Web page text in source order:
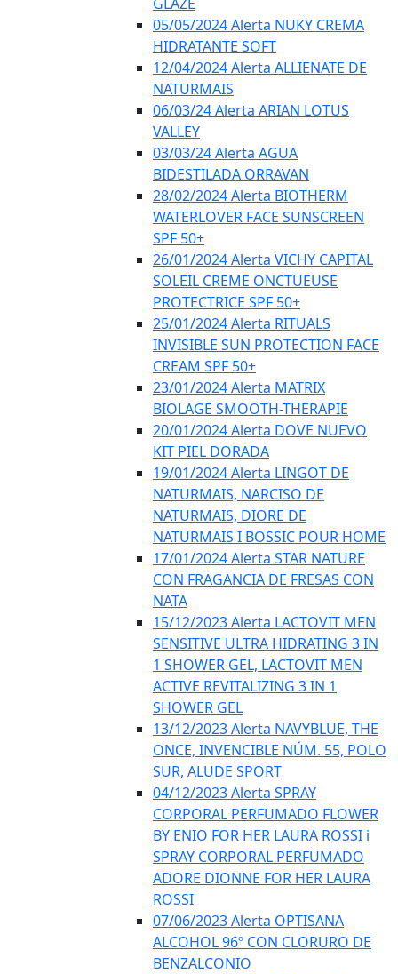
05/05/2024 Alerta NUKY CREMA
HIDRATANTE SOFT
12/04/2024 Alerta ALLIENATE DE
NATURMAIS
06/03/24 Alerta ARIAN LOTUS
VALLEY
03/03/24 Alerta AGUA
BIDESTILADA ORRAVAN
28/02/2024 Alerta BIOTHERM
WATERLOVER FACE SUNSCREEN
SPF 50+
26/01/2024 Alerta VICHY CAPITAL
SOLEIL CREME ONCTUEUSE
PROTECTRICE SPF 50+
25/01/2024 Alerta RITUALS
INVISIBLE SUN PROTECTION FACE
CREAM SPF 50+
23/01/2024 Alerta MATRIX
BIOLAGE SMOOTH-THERAPIE
20/01/2024 Alerta DOVE NUEVO
KIT PIEL DORADA
19/01/2024 Alerta LINGOT DE
NATURMAIS, NARCISO DE
NATURMAIS, DIORE DE
NATURMAIS I BOSSIC POUR HOME
17/01/2024 Alerta STAR NATURE
CON FRAGANCIA DE FRESAS CON
NATA
15/12/2023 Alerta LACTOVIT MEN
SENSITIVE ULTRA HIDRATING 3 IN
1 SHOWER GEL, LACTOVIT MEN
ACTIVE REVITALIZING 3 IN 1
SHOWER GEL
13/12/2023 Alerta NAVYBLUE, THE
ONCE, INVENCIBLE NÚM. 55, POLO
SUR, ALUDE SPORT
04/12/2023 Alerta SPRAY
CORPORAL PERFUMADO FLOWER
BY ENIO FOR HER LAURA ROSSI i
SPRAY CORPORAL PERFUMADO
ADORE DIONNE FOR HER LAURA
ROSSI
07/06/2023 Alerta OPTISANA
ALCOHOL 96º CON CLORURO DE
BENZALCONIO